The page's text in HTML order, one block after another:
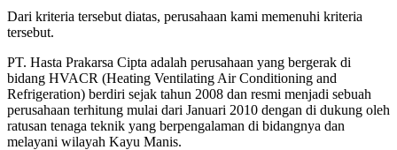
Dari kriteria tersebut diatas, perusahaan kami memenuhi kriteria
tersebut.
PT. Hasta Prakarsa Cipta adalah perusahaan yang bergerak di
bidang HVACR (Heating Ventilating Air Conditioning and
Refrigeration) berdiri sejak tahun 2008 dan resmi menjadi sebuah
perusahaan terhitung mulai dari Januari 2010 dengan di dukung oleh
ratusan tenaga teknik yang berpengalaman di bidangnya dan
melayani wilayah Kayu Manis.